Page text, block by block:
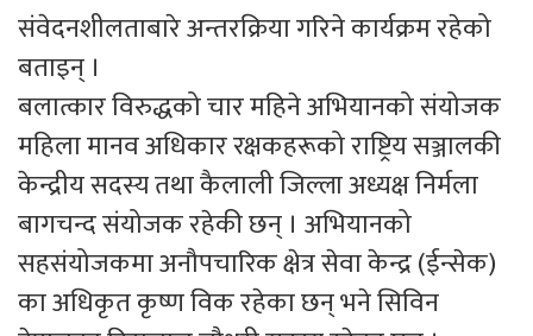
संवेदनशीलताबारे अन्तरक्रिया गरिने कार्यक्रम रहेको
बताइन् ।
बलात्कार विरुद्धको चार महिने अभियानको संयोजक
महिला मानव अधिकार रक्षकहरूको राष्ट्रिय सञ्जालकी
केन्द्रीय सदस्य तथा कैलाली जिल्ला अध्यक्ष निर्मला
बागचन्द संयोजक रहेकी छन् । अभियानको
सहसंयोजकमा अनौपचारिक क्षेत्र सेवा केन्द्र (ईन्सेक)
का अधिकृत कृष्ण विक रहेका छन् भने सिविन